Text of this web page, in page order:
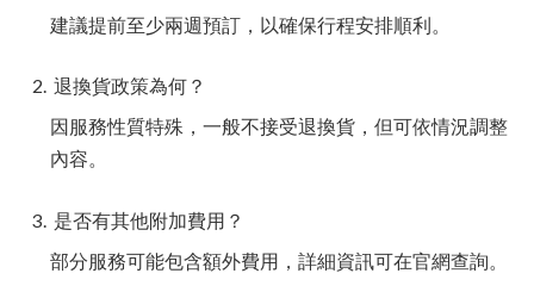
建議提前至少兩週預訂，以確保行程安排順利。
退換貨政策為何？
因服務性質特殊，一般不接受退換貨，但可依情況調整
內容。
是否有其他附加費用？
部分服務可能包含額外費用，詳細資訊可在官網查詢。